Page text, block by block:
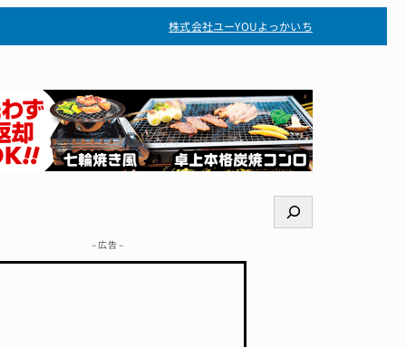
株式会社ユーYOUよっかいち
検
索
– 広告 –